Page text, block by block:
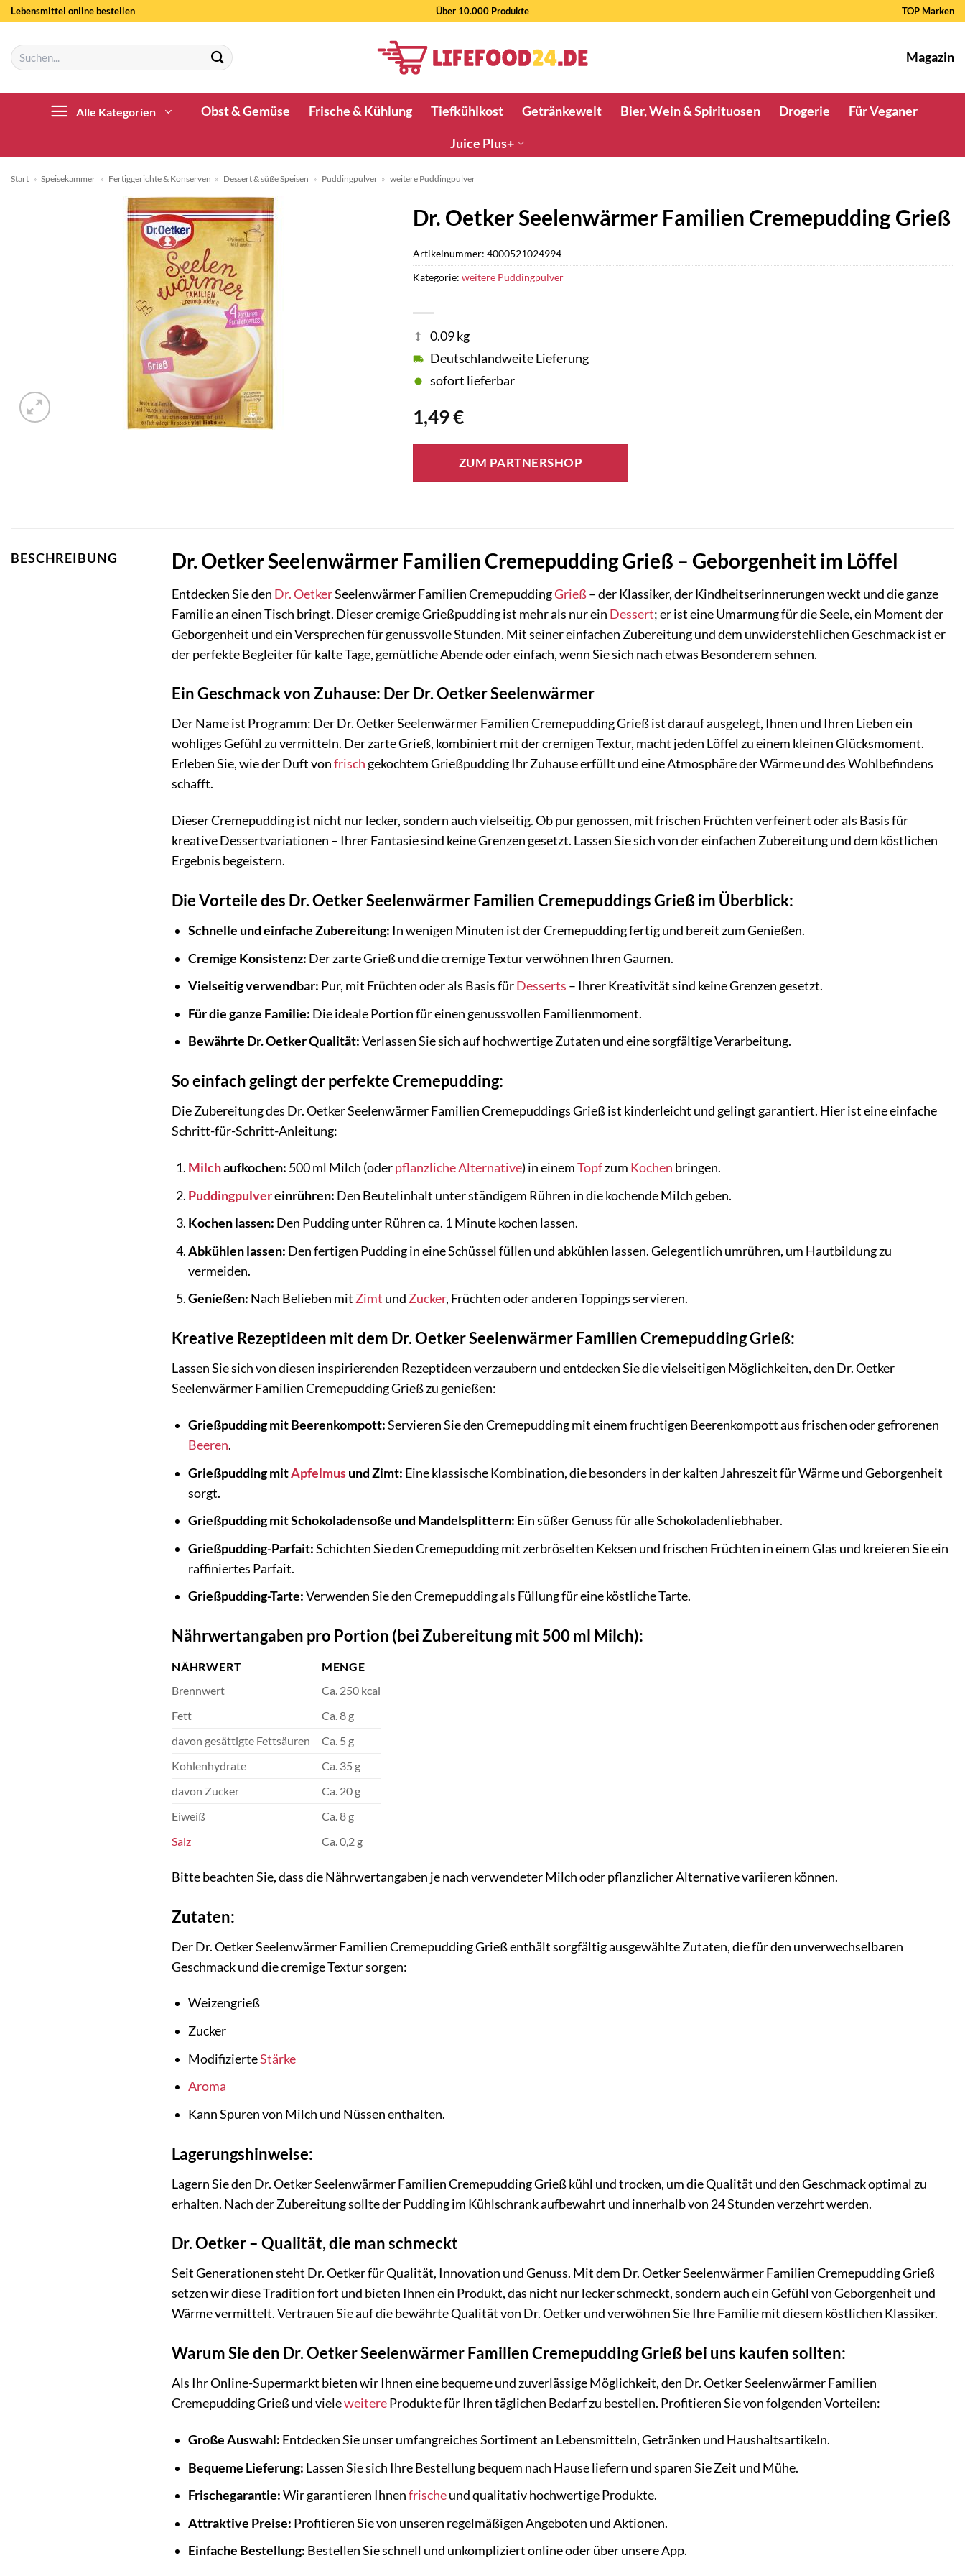
Zum
springen
Lebensmittel online bestellen Über 10.000 Produkte TOP Marken
Suchen
nach:
Magazin
Alle Kategorien Obst & Gemüse Frische & Kühlung Tiefkühlkost Getränkewelt Bier, Wein & Spirituosen Drogerie Für Veganer
Juice Plus+
Start » Speisekammer » Fertiggerichte & Konserven » Dessert & süße Speisen » Puddingpulver » weitere Puddingpulver
Dr. Oetker Seelenwärmer Familien Cremepudding Grieß
1,49€
0.09 kg
Deutschlandweite Lieferung
sofort lieferbar
ZUM PARTNERSHOP
Artikelnummer: 4000521024994
Kategorie: weitere Puddingpulver
BESCHREIBUNG Dr. Oetker Seelenwärmer Familien Cremepudding Grieß – Geborgenheit im Löffel
Entdecken Sie den Dr. OetkerSeelenwärmer Familien CremepuddingGrieß– der Klassiker, der Kindheitserinnerungen weckt und die ganze
Familie an einen Tisch bringt. Dieser cremige Grießpudding ist mehr als nur ein Dessert; er ist eine Umarmung für die Seele, ein Moment der
Geborgenheit und ein Versprechen für genussvolle Stunden. Mit seiner einfachen Zubereitung und dem unwiderstehlichen Geschmack ist er
der perfekte Begleiter für kalte Tage, gemütliche Abende oder einfach, wenn Sie sich nach etwas Besonderem sehnen.
Ein Geschmack von Zuhause: Der Dr. Oetker Seelenwärmer
Der Name ist Programm: Der Dr. Oetker Seelenwärmer Familien Cremepudding Grieß ist darauf ausgelegt, Ihnen und Ihren Lieben ein
wohliges Gefühl zu vermitteln. Der zarte Grieß, kombiniert mit der cremigen Textur, macht jeden Löffel zu einem kleinen Glücksmoment.
Erleben Sie, wie der Duft vonfrischgekochtem Grießpudding Ihr Zuhause erfüllt und eine Atmosphäre der Wärme und des Wohlbefindens
schafft.
Dieser Cremepudding ist nicht nur lecker, sondern auch vielseitig. Ob pur genossen, mit frischen Früchten verfeinert oder als Basis für
kreative Dessertvariationen – Ihrer Fantasie sind keine Grenzen gesetzt. Lassen Sie sich von der einfachen Zubereitung und dem köstlichen
Ergebnis begeistern.
Die Vorteile des Dr. Oetker Seelenwärmer Familien Cremepuddings Grieß im Überblick:
Schnelle und einfache Zubereitung: In wenigen Minuten ist der Cremepudding fertig und bereit zum Genießen.
Cremige Konsistenz: Der zarte Grieß und die cremige Textur verwöhnen Ihren Gaumen.
Vielseitig verwendbar: Pur, mit Früchten oder als Basis fürDesserts – Ihrer Kreativität sind keine Grenzen gesetzt.
Für die ganze Familie: Die ideale Portion für einen genussvollen Familienmoment.
Bewährte Dr. Oetker Qualität:Verlassen Sie sich auf hochwertige Zutaten und eine sorgfältige Verarbeitung.
So einfach gelingt der perfekte Cremepudding:
Die Zubereitung des Dr. Oetker Seelenwärmer Familien Cremepuddings Grieß ist kinderleicht und gelingt garantiert. Hier ist eine einfache
Schritt-für-Schritt-Anleitung:
Milchaufkochen: 500 ml Milch (oderpflanzliche Alternative) in einemTopfzum Kochen bringen.
Puddingpulvereinrühren: Den Beutelinhalt unter ständigem Rühren in die kochende Milch geben.
Kochen lassen: Den Pudding unter Rühren ca. 1 Minute kochen lassen.
Abkühlen lassen: Den fertigen Pudding in eine Schüssel füllen und abkühlen lassen. Gelegentlich umrühren, um Hautbildung zu
vermeiden.
Genießen: Nach Belieben mitZimt undZucker, Früchten oder anderen Toppings servieren.
Kreative Rezeptideen mit dem Dr. Oetker Seelenwärmer Familien Cremepudding Grieß:
Lassen Sie sich von diesen inspirierenden Rezeptideen verzaubern und entdecken Sie die vielseitigen Möglichkeiten, den Dr. Oetker
Seelenwärmer Familien Cremepudding Grieß zu genießen:
Grießpudding mit Beerenkompott:Servieren Sie den Cremepudding mit einem fruchtigen Beerenkompott aus frischen oder gefrorenen
Beeren.
Grießpudding mitApfelmusund Zimt: Eine klassische Kombination, die besonders in der kalten Jahreszeit für Wärme und Geborgenheit
sorgt.
Grießpudding mit Schokoladensoße und Mandelsplittern: Ein süßer Genuss für alle Schokoladenliebhaber.
Grießpudding-Parfait:Schichten Sie den Cremepudding mit zerbröselten Keksen und frischen Früchten in einem Glas und kreieren Sie ein
raffiniertes Parfait.
Grießpudding-Tarte:Verwenden Sie den Cremepudding als Füllung für eine köstliche Tarte.
Nährwertangaben pro Portion (bei Zubereitung mit 500 ml Milch):
NÄHRWERT
MENGE
Brennwert
Ca. 250 kcal
Fett
Ca. 8 g
davon gesättigte Fettsäuren
Ca. 5 g
Kohlenhydrate
Ca. 35 g
davon Zucker
Ca. 20 g
Eiweiß
Ca. 8 g
Salz
Ca. 0,2 g
Bitte beachten Sie, dass die Nährwertangaben je nach verwendeter Milch oder pflanzlicher Alternative variieren können.
Zutaten:
Der Dr. Oetker Seelenwärmer Familien Cremepudding Grieß enthält sorgfältig ausgewählte Zutaten, die für den unverwechselbaren
Geschmack und die cremige Textur sorgen:
Weizengrieß
Zucker
ModifizierteStärke
Aroma
Kann Spuren von Milch und Nüssen enthalten.
Lagerungshinweise:
Lagern Sie den Dr. Oetker Seelenwärmer Familien Cremepudding Grieß kühl und trocken, um die Qualität und den Geschmack optimal zu
erhalten. Nach der Zubereitung sollte der Pudding im Kühlschrank aufbewahrt und innerhalb von 24 Stunden verzehrt werden.
Dr. Oetker – Qualität, die man schmeckt
Seit Generationen steht Dr. Oetker für Qualität, Innovation und Genuss. Mit dem Dr. Oetker Seelenwärmer Familien Cremepudding Grieß
setzen wir diese Tradition fort und bieten Ihnen ein Produkt, das nicht nur lecker schmeckt, sondern auch ein Gefühl von Geborgenheit und
Wärme vermittelt. Vertrauen Sie auf die bewährte Qualität von Dr. Oetker und verwöhnen Sie Ihre Familie mit diesem köstlichen Klassiker.
Warum Sie den Dr. Oetker Seelenwärmer Familien Cremepudding Grieß bei uns kaufen sollten:
Als Ihr Online-Supermarkt bieten wir Ihnen eine bequeme und zuverlässige Möglichkeit, den Dr. Oetker Seelenwärmer Familien
Cremepudding Grieß und vieleweitereProdukte für Ihren täglichen Bedarf zu bestellen. Profitieren Sie von folgenden Vorteilen:
Große Auswahl: Entdecken Sie unser umfangreiches Sortiment an Lebensmitteln, Getränken und Haushaltsartikeln.
Bequeme Lieferung: Lassen Sie sich Ihre Bestellung bequem nach Hause liefern und sparen Sie Zeit und Mühe.
Frischegarantie:Wir garantieren Ihnenfrischeund qualitativ hochwertige Produkte.
Attraktive Preise: Profitieren Sie von unseren regelmäßigen Angeboten und Aktionen.
Einfache Bestellung: Bestellen Sie schnell und unkompliziert online oder über unsere App.